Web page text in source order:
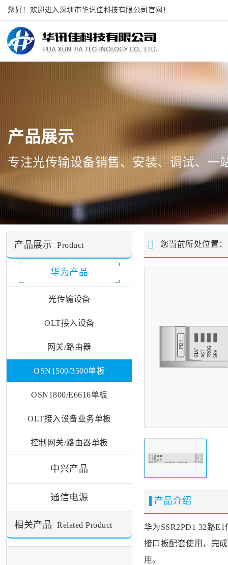
您好！欢迎进入深圳市华讯佳科技有限公司官网！
产品展示
专注光传输设备销售、安装、调试、一
产品展示 Product
华为产品
光传输设备
OLT接入设备
网关/路由器
OSN1500/3500单板
OSN1800/E6616单板
OLT接入设备业务单板
控制网关/路由器单板
中兴产品
通信电源
相关产品 Related Product
您当前所处位置
产品介绍
华为SSR2PD1 32路
接口板配套使用，完
用。